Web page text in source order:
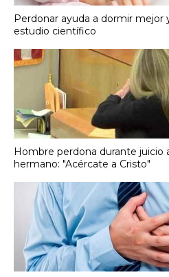
Perdonar ayuda a dormir mejor
estudio científico
Hombre perdona durante juicio
hermano: "Acércate a Cristo"